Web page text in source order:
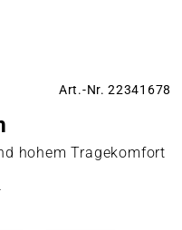
Art.-Nr. 22341678
hohem Tragekomfort